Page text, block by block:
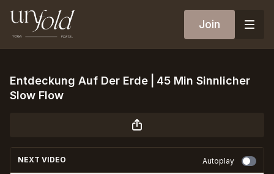
Join
Entdeckung Auf Der Erde⎪45 Min Sinnlicher
Slow Flow
NEXT VIDEO Autoplay